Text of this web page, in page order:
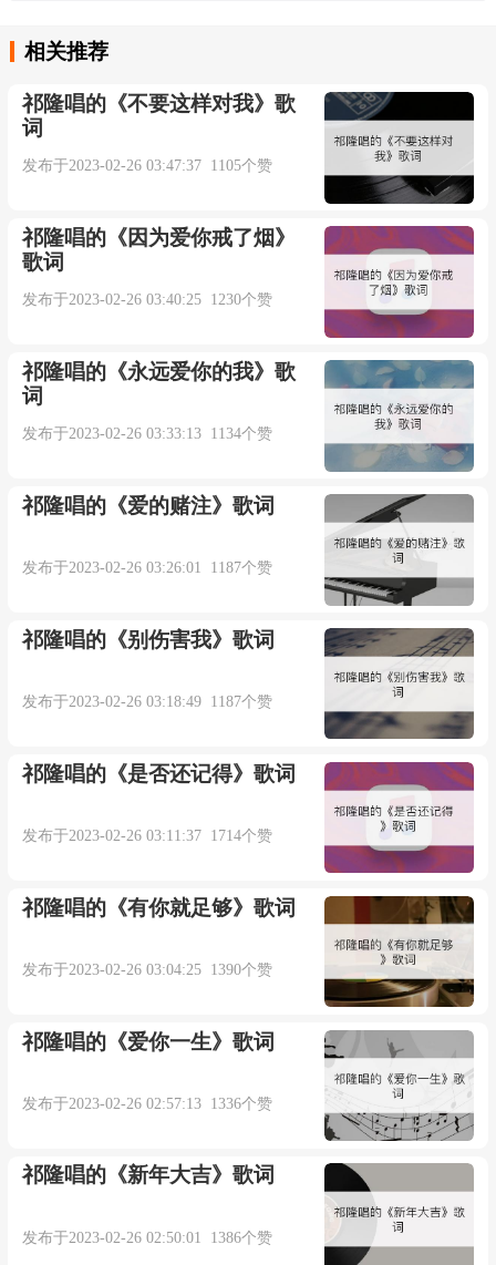
语言：国语
时长：05:11秒
弦乐Strings：国际首席爱乐乐团
弦乐监制StringsProducer：李朋
笛子Chinesedizi：王晓辰
和声BackgroundVocalist：鱼椒盐
录音工程师RecordingEngineer：徐威/王小四/郭
录音棚RecordingStudio：V-Studio（上海）/金
混音工程师MixingEngineer：赵靖
混音室MixingStudio：BigJStudio
相关推荐
祁隆唱的《不要这样对我》歌
词
发布于2023-02-26 03:47:37 1105个赞
祁隆唱的《因为爱你戒了烟》
歌词
发布于2023-02-26 03:40:25 1230个赞
祁隆唱的《永远爱你的我》歌
词
发布于2023-02-26 03:33:13 1134个赞
祁隆唱的《爱的赌注》歌词
发布于2023-02-26 03:26:01 1187个赞
祁隆唱的《别伤害我》歌词
发布于2023-02-26 03:18:49 1187个赞
祁隆唱的《是否还记得》歌词
发布于2023-02-26 03:11:37 1714个赞
祁隆唱的《有你就足够》歌词
发布于2023-02-26 03:04:25 1390个赞
祁隆唱的《爱你一生》歌词
发布于2023-02-26 02:57:13 1336个赞
祁隆唱的《新年大吉》歌词
发布于2023-02-26 02:50:01 1386个赞